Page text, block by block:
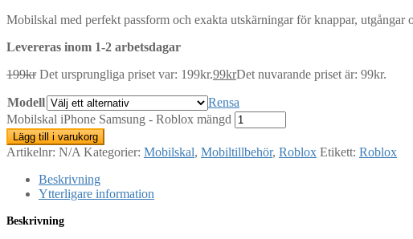
Mobilskal med perfekt passform och exakta utskärningar för knappar,
Levereras inom 1-2 arbetsdagar
199kr Det ursprungliga priset var: 199kr.99krDet nuvarande priset är: 99kr.
Modell
Rensa
Mobilskal iPhone Samsung - Roblox mängd
Lägg till i varukorg
Artikelnr: N/A Kategorier: Mobilskal, Mobiltillbehör, Roblox Etikett: Roblox
Beskrivning
Ytterligare information
Beskrivning